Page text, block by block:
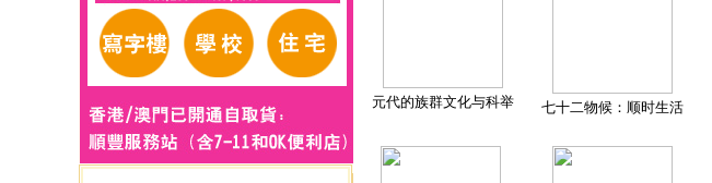
元代的族群文化与科举 七十二物候：顺时生活